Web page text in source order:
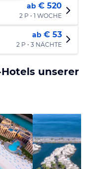
ab € 520
2 P • 1 WOCHE
ab € 53
2 P • 3 NÄCHTE
unserer